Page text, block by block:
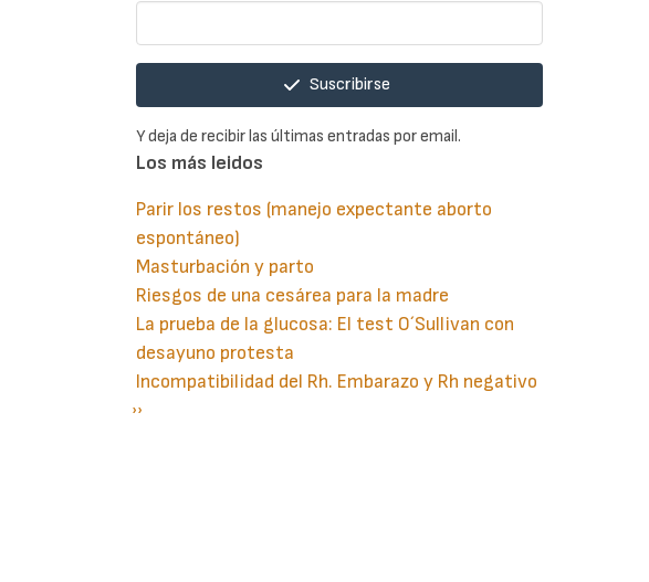
Suscribirse
Y deja de recibir las últimas entradas por email.
Los más leidos
Parir los restos (manejo expectante aborto
espontáneo)
Masturbación y parto
Riesgos de una cesárea para la madre
La prueba de la glucosa: El test O´Sullivan con
desayuno protesta
Incompatibilidad del Rh. Embarazo y Rh negativo
Paginación
Siguiente
››